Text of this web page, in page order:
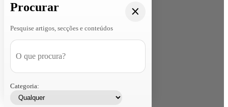
Procurar
Pesquise artigos, secções e conteúdos
Categoria: